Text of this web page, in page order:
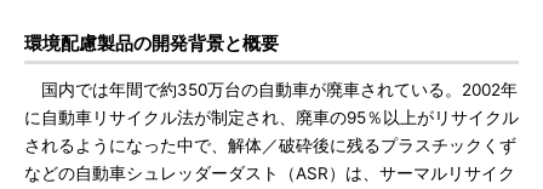
環境配慮製品の開発背景と概要
国内では年間で約350万台の自動車が廃車されている。2002年
に自動車リサイクル法が制定され、廃車の95％以上がリサイクル
されるようになった中で、解体／破砕後に残るプラスチックくず
などの自動車シュレッダーダスト（ASR）は、サーマルリサイク